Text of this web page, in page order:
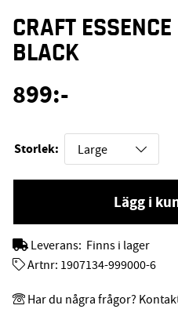
CRAFT
BLACK
899:-
Storlek:
Lägg i
Leverans: Finns i lager
Artnr: 1907134-999000-6
Har du några frågor?